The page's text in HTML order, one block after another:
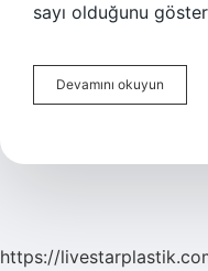
sayı olduğunu
Devamını okuyun
Sayının
https://